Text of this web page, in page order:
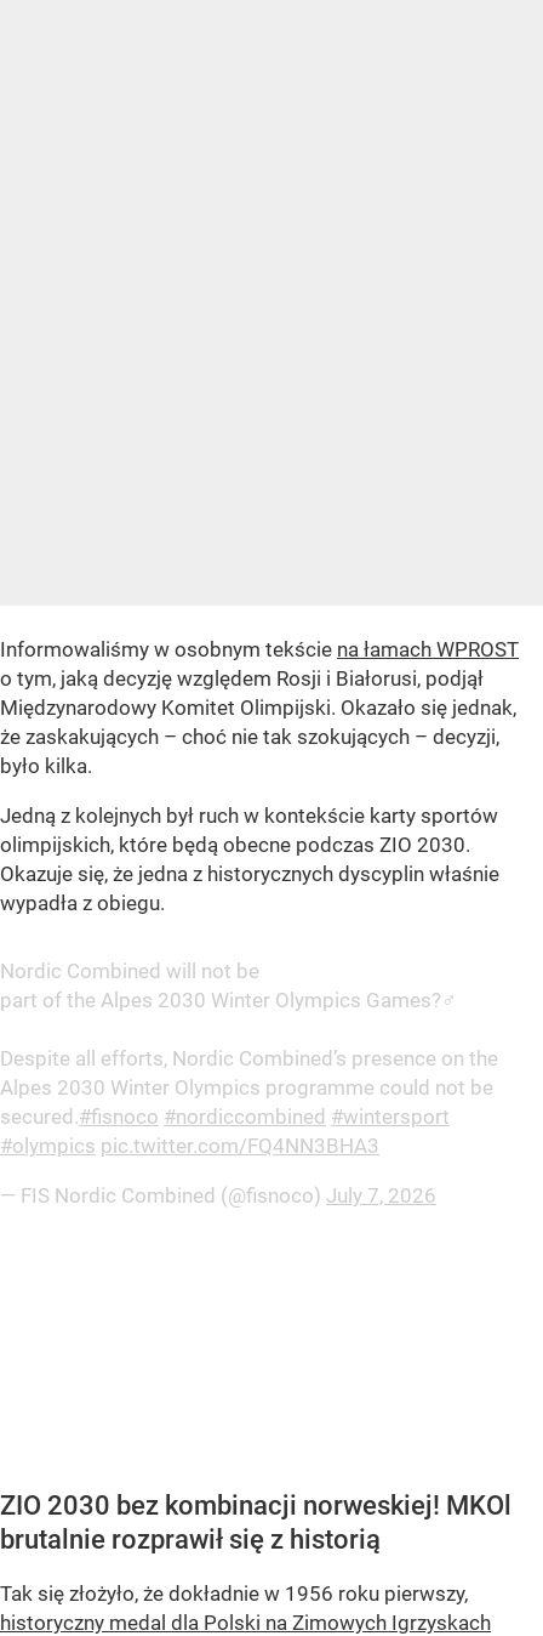
Informowaliśmy w osobnym tekście na łamach WPROST
o tym, jaką decyzję względem Rosji i Białorusi, podjął
Międzynarodowy Komitet Olimpijski. Okazało się jednak,
że zaskakujących – choć nie tak szokujących – decyzji,
było kilka.
Jedną z kolejnych był ruch w kontekście karty sportów
olimpijskich, które będą obecne podczas ZIO 2030.
Okazuje się, że jedna z historycznych dyscyplin właśnie
wypadła z obiegu.
Nordic Combined will not be
part of the Alpes 2030 Winter Olympics Games?‍♂️
Despite all efforts, Nordic Combined’s presence on the
Alpes 2030 Winter Olympics programme could not be
secured.#fisnoco #nordiccombined #wintersport
#olympics pic.twitter.com/FQ4NN3BHA3
— FIS Nordic Combined (@fisnoco) July 7, 2026
ZIO 2030 bez kombinacji norweskiej! MKOl
brutalnie rozprawił się z historią
Tak się złożyło, że dokładnie w 1956 roku pierwszy,
historyczny medal dla Polski na Zimowych Igrzyskach